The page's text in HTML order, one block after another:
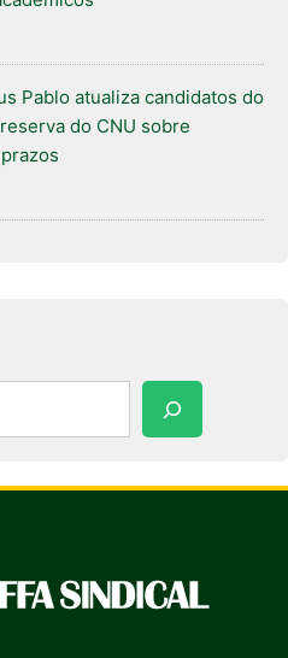
Pablo atualiza candidatos do
do CNU sobre